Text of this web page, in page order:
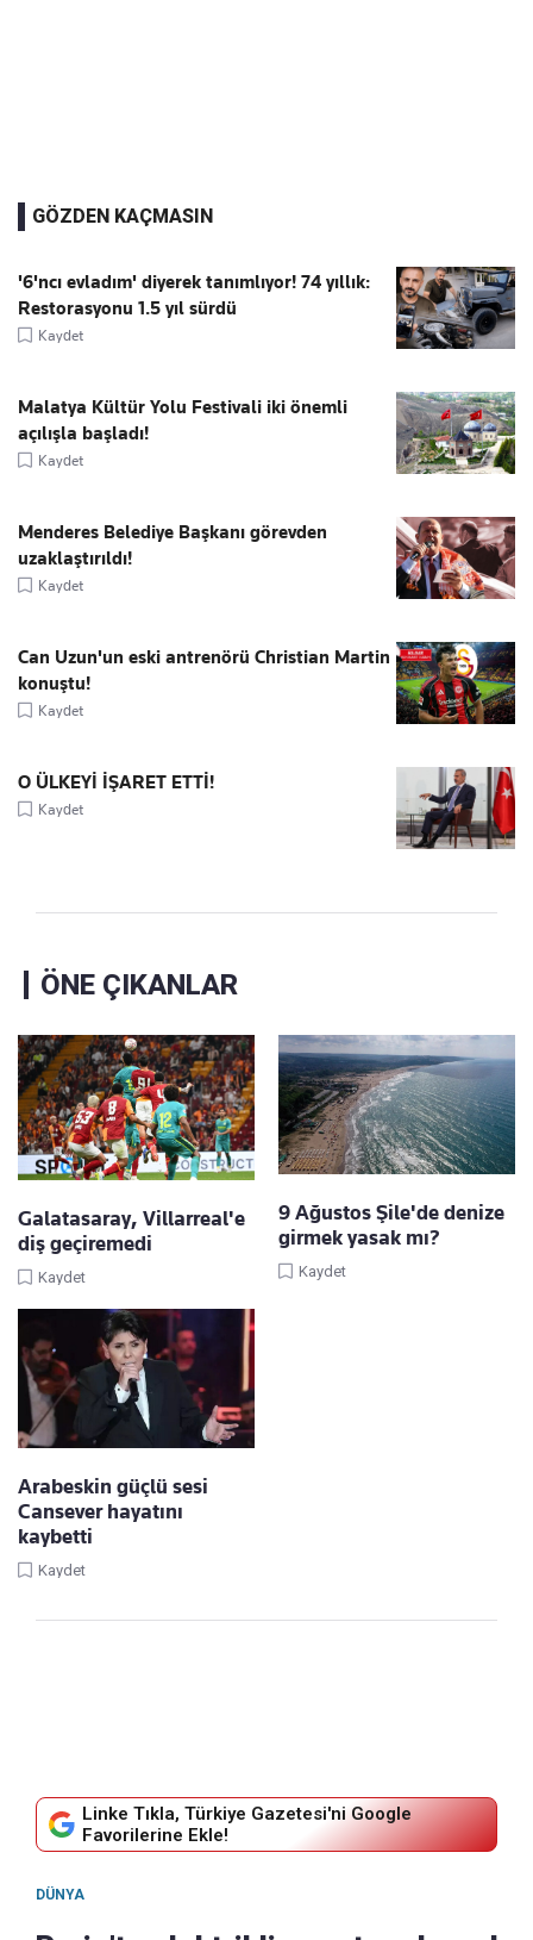
GÖZDEN KAÇMASIN
'6'ncı evladım' diyerek tanımlıyor! 74 yıllık:
Restorasyonu 1.5 yıl sürdü
Kaydet
Malatya Kültür Yolu Festivali iki önemli
açılışla başladı!
Kaydet
Menderes Belediye Başkanı görevden
uzaklaştırıldı!
Kaydet
Can Uzun'un eski antrenörü Christian Martin
konuştu!
Kaydet
O ÜLKEYİ İŞARET ETTİ!
Kaydet
ÖNE ÇIKANLAR
Galatasaray, Villarreal'e
diş geçiremedi
Kaydet
9 Ağustos Şile'de denize
girmek yasak mı?
Kaydet
Arabeskin güçlü sesi
Cansever hayatını
kaybetti
Kaydet
Linke Tıkla, Türkiye Gazetesi'ni Google
Favorilerine Ekle!
DÜNYA